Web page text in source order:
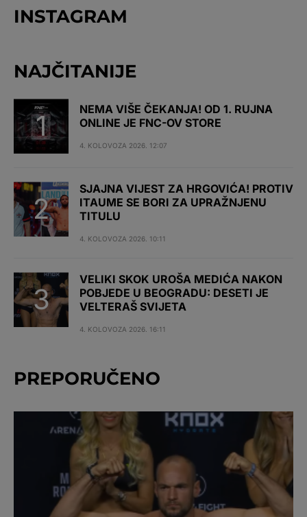
INSTAGRAM
NAJČITANIJE
NEMA VIŠE ČEKANJA! OD 1. RUJNA
ONLINE JE FNC-OV STORE
4. KOLOVOZA 2026. 12:07
SJAJNA VIJEST ZA HRGOVIĆA! PROTIV
ITAUME SE BORI ZA UPRAŽNJENU
TITULU
4. KOLOVOZA 2026. 10:11
VELIKI SKOK UROŠA MEDIĆA NAKON
POBJEDE U BEOGRADU: DESETI JE
VELTERAŠ SVIJETA
4. KOLOVOZA 2026. 16:11
PREPORUČENO